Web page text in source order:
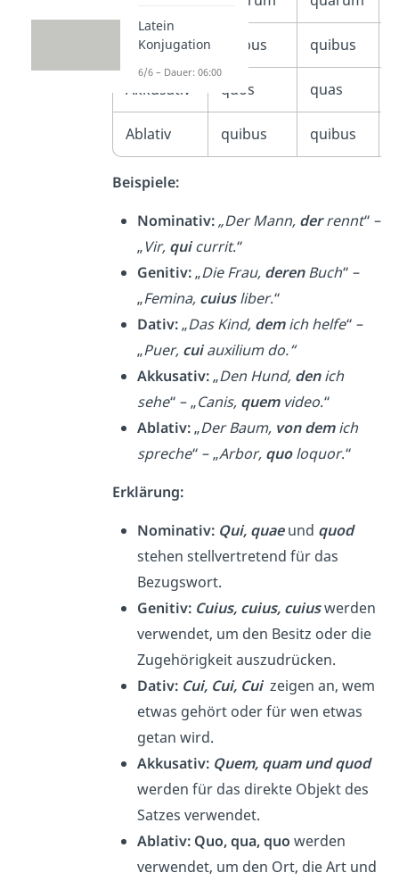
Dativ quibus quibus
Akkusativ quos quas
Ablativ quibus quibus
Beispiele:
Nominativ:„Der Mann, derrennt“ –
„Vir, quicurrit.“
Genitiv:„Die Frau, derenBuch“ –
„Femina, cuiusliber.“
Dativ:„Das Kind, demich helfe“ –
„Puer, cuiauxilium do.“
Akkusativ:„Den Hund, denich
sehe“ – „Canis, quemvideo.“
Ablativ:„Der Baum, von demich
spreche“ – „Arbor, quoloquor.“
Erklärung:
Nominativ:Qui, quaeund quod
stehen stellvertretend für das
Bezugswort.
Genitiv: Cuius, cuius, cuiuswerden
verwendet, um den Besitz oder die
Zugehörigkeit auszudrücken.
Dativ: Cui, Cui, Cuizeigen an, wem
etwas gehört oder für wen etwas
getan wird.
Akkusativ: Quem, quam und quod
werden für das direkte Objekt des
Satzes verwendet.
Ablativ: Quo, qua, quo werden
verwendet, um den Ort, die Art und
Latein
Konjugation
6/6 – Dauer: 06:00